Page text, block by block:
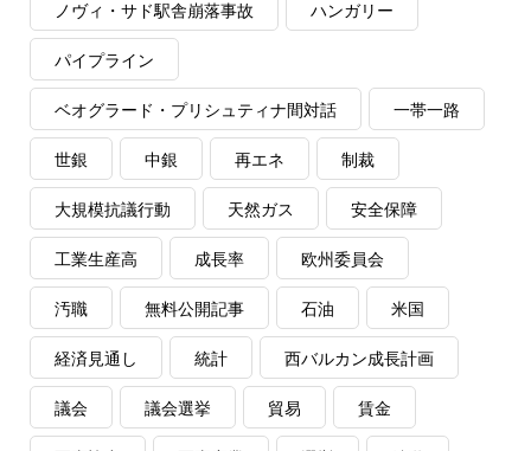
ノヴィ・サド駅舎崩落事故 ハンガリー
パイプライン
ベオグラード・プリシュティナ間対話 一帯一路
世銀 中銀 再エネ 制裁
大規模抗議行動 天然ガス 安全保障
工業生産高 成長率 欧州委員会
汚職 無料公開記事 石油 米国
経済見通し 統計 西バルカン成長計画
議会 議会選挙 貿易 賃金